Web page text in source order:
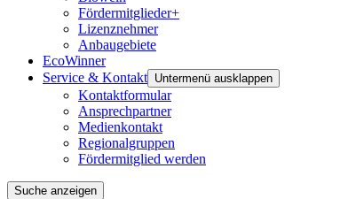
Fördermitglieder+
Lizenznehmer
Anbaugebiete
EcoWinner
Service & Kontakt Untermenü ausklappen
Kontaktformular
Ansprechpartner
Medienkontakt
Regionalgruppen
Fördermitglied werden
Suche anzeigen